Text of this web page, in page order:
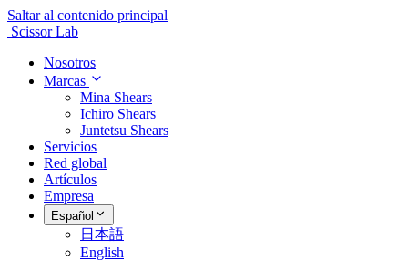
Saltar al contenido principal
Scissor Lab
Nosotros
Marcas
Mina Shears
Ichiro Shears
Juntetsu Shears
Servicios
Red global
Artículos
Empresa
Español
日本語
English